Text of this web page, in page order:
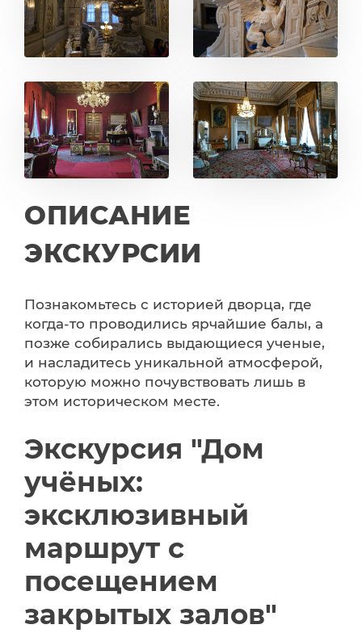
ОПИСАНИЕ
ЭКСКУРСИИ
Познакомьтесь с историей дворца, где
когда-то проводились ярчайшие балы, а
позже собирались выдающиеся ученые,
и насладитесь уникальной атмосферой,
которую можно почувствовать лишь в
этом историческом месте.
Экскурсия "Дом
учёных:
эксклюзивный
маршрут с
посещением
закрытых залов"